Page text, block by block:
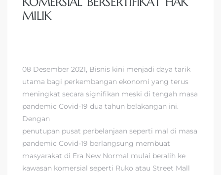
MILIK
08 Desember 2021, Bisnis kini menjadi daya tarik
utama bagi perkembangan ekonomi yang terus
meningkat secara signifikan meski di tengah masa
pandemic Covid-19 dua tahun belakangan ini.
Dengan
penutupan pusat perbelanjaan seperti mal di masa
pandemic Covid-19 berlangsung membuat
masyarakat di Era New Normal mulai beralih ke
kawasan komersial seperti Ruko atau Street Mall